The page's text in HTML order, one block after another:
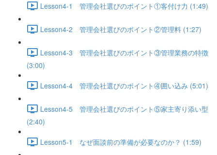
Lesson4-1 管理会社選びのポイント①客付け力 (1:49)
Lesson4-2 管理会社選びのポイント②管理料 (1:27)
Lesson4-3 管理会社選びのポイント③管理業務の特徴
(3:00)
Lesson4-4 管理会社選びのポイント④囲い込み (5:01)
Lesson4-5 管理会社選びのポイント⑤家主寄り添い型
(2:40)
Lesson5-1 なぜ面談前の準備が必要なのか？ (1:59)